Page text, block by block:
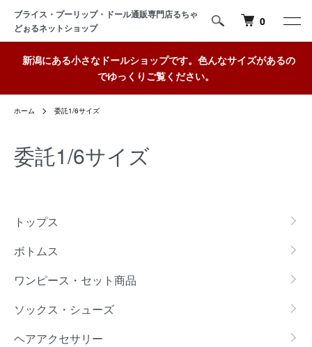
ブライス・プーリップ・ドール通販専門店るちゃ
どぉるネットショップ
0
新潟にある小さなドールショップです。色んなサイズがあるの
でゆっくりご覧ください。
ホーム 委託1/6サイズ
委託1/6サイズ
トップス
ボトムス
ワンピース・セット商品
ソックス・シューズ
ヘアアクセサリー